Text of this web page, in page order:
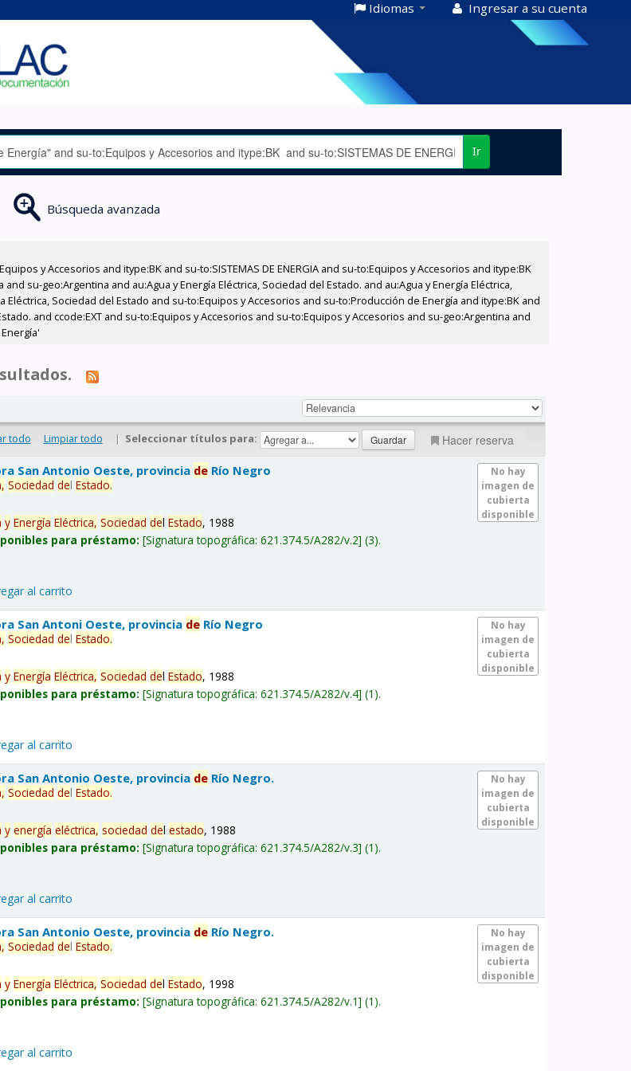
Idiomas Ingresar a su cuenta
Ir
Búsqueda avanzada
y Accesorios and itype:BK and su-to:SISTEMAS DE ENERGIA and su-to:Equipos y Accesorios and itype:BK
su-geo:Argentina and au:Agua y Energía Eléctrica, Sociedad del Estado. and au:Agua y Energía Eléctrica,
Sociedad del Estado and su-to:Equipos y Accesorios and su-to:Producción de Energía and itype:BK and
and ccode:EXT and su-to:Equipos y Accesorios and su-to:Equipos y Accesorios and su-geo:Argentina and
todo Limpiar todo | Seleccionar títulos para: Hacer reserva
No hay
imagen de
cubierta
disponible
San Antonio Oeste, provincia de Río Negro
Sociedad delEstado.
y Energía Eléctrica, Sociedad delEstado, 1988
para préstamo: Signatura topográfica:621.374.5/A282/v.2 (3).
al carrito
No hay
imagen de
cubierta
disponible
San Antoni Oeste, provincia de Río Negro
Sociedad delEstado.
y Energía Eléctrica, Sociedad delEstado, 1988
para préstamo: Signatura topográfica:621.374.5/A282/v.4 (1).
al carrito
No hay
imagen de
cubierta
disponible
San Antonio Oeste, provincia de Río Negro.
Sociedad delEstado.
y energía eléctrica, sociedad delestado, 1988
para préstamo: Signatura topográfica:621.374.5/A282/v.3 (1).
al carrito
No hay
imagen de
cubierta
disponible
San Antonio Oeste, provincia de Río Negro.
Sociedad delEstado.
y Energía Eléctrica, Sociedad delEstado, 1998
para préstamo: Signatura topográfica:621.374.5/A282/v.1 (1).
al carrito